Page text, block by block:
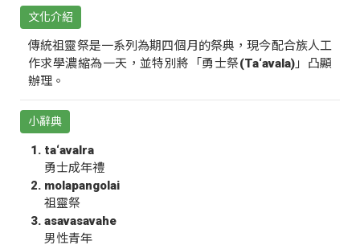
文化介紹
傳統祖靈祭是一系列為期四個月的祭典，現今配合族人工
作求學濃縮為一天，並特別將「勇士祭(Ta‘avala)」凸顯
辦理。
小辭典
ta‘avalra
勇士成年禮
molapangolai
祖靈祭
asavasavahe
男性青年